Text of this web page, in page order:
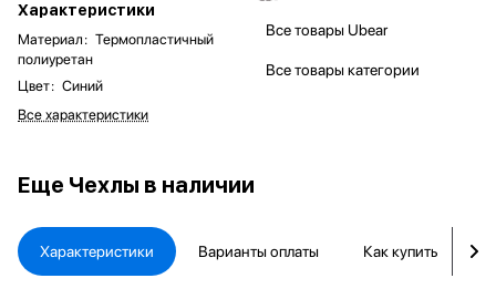
Характеристики
Материал : Термопластичный
полиуретан
Цвет: Синий
Все характеристики
Все товары Ubear
Все товары категории
Еще Чехлы в наличии
Характеристики Варианты оплаты Как купить